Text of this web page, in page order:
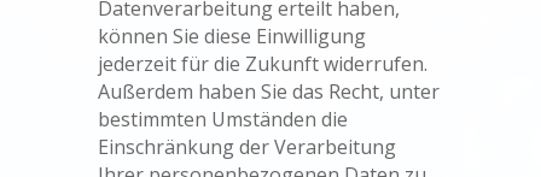
Datenverarbeitung erteilt haben,
können Sie diese Einwilligung
jederzeit für die Zukunft widerrufen.
Außerdem haben Sie das Recht, unter
bestimmten Umständen die
Einschränkung der Verarbeitung